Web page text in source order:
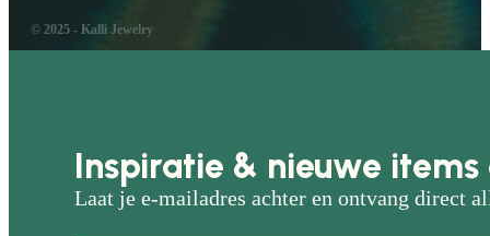
© 2025 - Kalli Jewelry
Inspiratie & nieuwe
Laat je e-mailadres achter en ontvang direct